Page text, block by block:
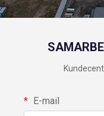
E-mail